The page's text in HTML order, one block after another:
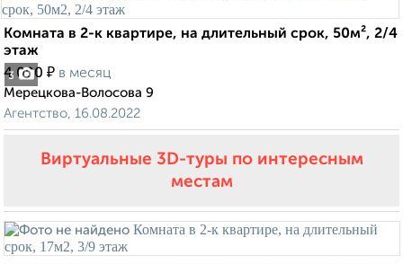
3
Комната в 2-к квартире, на длительный срок, 50м², 2/4
этаж
4 000 ₽ в месяц
Мерецкова-Волосова 9
Агентство, 16.08.2022
Виртуальные 3D-туры по интересным
местам